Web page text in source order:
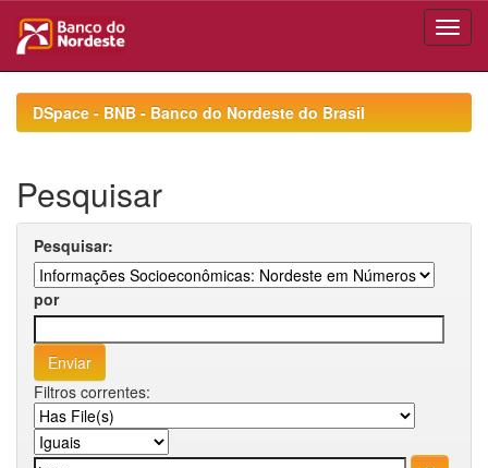
navigationDSpace - BNB - Banco do Nordeste do Brasil
Pesquisar
Pesquisar:
por
Filtros correntes: